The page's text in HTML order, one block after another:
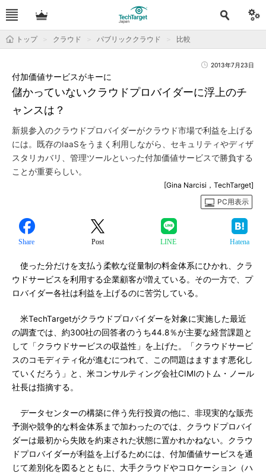
トップ クラウド パブリッククラウド 比較
2013年7月23日
儲かっていないクラウドプロバイダーに浮上のチ
ャンスは？
付加価値サービスがキーに
新規参入のクラウドプロバイダーがクラウド市場で利益を上げる
には。既存のIaaSをうまく利用しながら、セキュリティやディザ
スタリカバリ、管理ツールといった付加価値サービスで勝負する
ことが重要らしい。
[Gina Narcisi，TechTarget]
PC用表示
Share Post LINE Hatena
使った分だけを支払う柔軟な従量制の料金体系にひかれ、クラ
ウドサービスを利用する企業顧客が増えている。その一方で、プ
ロバイダー各社は利益を上げるのに苦労している。
米TechTargetがクラウドプロバイダーを対象に実施した最近
の調査では、約300社の回答者のうち44.8％が主要な経営課題と
して「クラウドサービスの収益性」を上げた。「クラウドサービ
スのコモディティ化が進むにつれて、この問題はますます悪化し
ていくだろう」と、米コンサルティング会社CIMIのトム・ノール
社長は指摘する。
データセンターの構築に伴う先行投資の他に、非現実的な販売
予測や競争的な料金体系まで加わったのでは、クラウドプロバイ
ダーは最初から失敗を約束された状態に置かれかねない。クラウ
ドプロバイダーが利益を上げるためには、付加価値サービスを通
じて差別化を図るとともに、大手クラウドやコロケーション（ハ